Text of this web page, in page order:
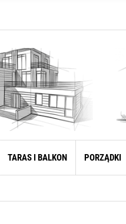
TARAS I BALKON PORZĄDKI